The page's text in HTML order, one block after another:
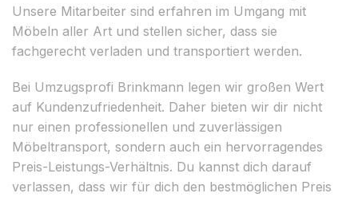
Unsere Mitarbeiter sind erfahren im Umgang mit
Möbeln aller Art und stellen sicher, dass sie
fachgerecht verladen und transportiert werden.
Bei Umzugsprofi Brinkmann legen wir großen Wert
auf Kundenzufriedenheit. Daher bieten wir dir nicht
nur einen professionellen und zuverlässigen
Möbeltransport, sondern auch ein hervorragendes
Preis-Leistungs-Verhältnis. Du kannst dich darauf
verlassen, dass wir für dich den bestmöglichen Preis